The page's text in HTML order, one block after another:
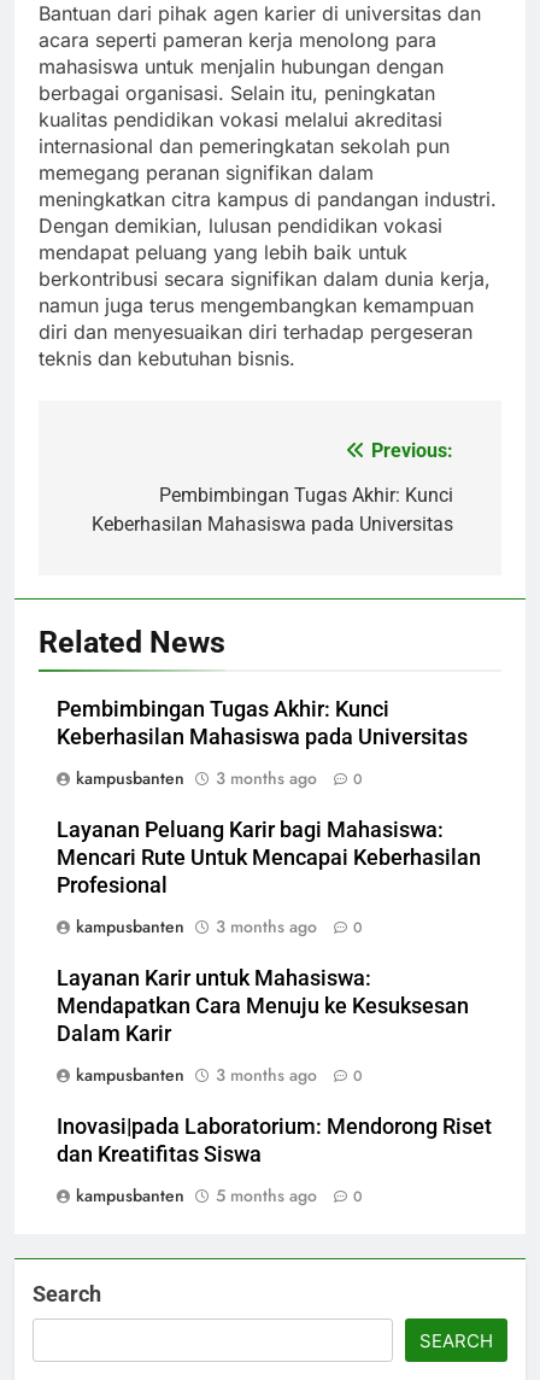
Bantuan dari pihak agen karier di universitas dan
acara seperti pameran kerja menolong para
mahasiswa untuk menjalin hubungan dengan
berbagai organisasi. Selain itu, peningkatan
kualitas pendidikan vokasi melalui akreditasi
internasional dan pemeringkatan sekolah pun
memegang peranan signifikan dalam
meningkatkan citra kampus di pandangan industri.
Dengan demikian, lulusan pendidikan vokasi
mendapat peluang yang lebih baik untuk
berkontribusi secara signifikan dalam dunia kerja,
namun juga terus mengembangkan kemampuan
diri dan menyesuaikan diri terhadap pergeseran
teknis dan kebutuhan bisnis.
navigation
Previous:
Pembimbingan Tugas Akhir: Kunci
Keberhasilan Mahasiswa pada Universitas
Related News
Pembimbingan Tugas Akhir: Kunci
Keberhasilan Mahasiswa pada Universitas
kampusbanten
3 months ago 0
Layanan Peluang Karir bagi Mahasiswa:
Mencari Rute Untuk Mencapai Keberhasilan
Profesional
kampusbanten
3 months ago 0
Layanan Karir untuk Mahasiswa:
Mendapatkan Cara Menuju ke Kesuksesan
Dalam Karir
kampusbanten
3 months ago 0
Inovasi|pada Laboratorium: Mendorong Riset
dan Kreatifitas Siswa
kampusbanten
5 months ago 0
Search
SEARCH